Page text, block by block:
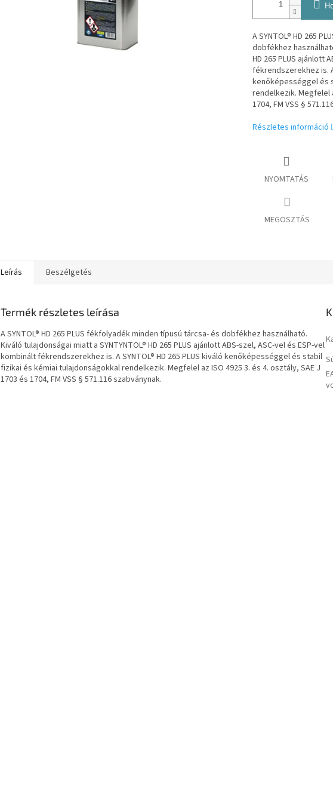
A SYNTOL® HD 265
dobfékhez
HD 265 PLUS ajánlott
fékrendszerekhez is. A
kenőképességgel és
rendelkezik. Megfelel
1704, FM VSS §
Részletes információ
NYOMTATÁS
MEGOSZTÁS
Leírás Beszélgetés
Termék részletes leírása
A SYNTOL® HD 265 PLUS fékfolyadék minden típusú tárcsa- és dobfékhez használható.
Kiváló tulajdonságai miatt a SYNTYNTOL® HD 265 PLUS ajánlott ABS-szel, ASC-vel és ESP-vel
kombinált fékrendszerekhez is. A SYNTOL® HD 265 PLUS kiváló kenőképességgel és stabil
fizikai és kémiai tulajdonságokkal rendelkezik. Megfelel az ISO 4925 3. és 4. osztály, SAE J
1703 és 1704, FM VSS § 571.116 szabványnak.